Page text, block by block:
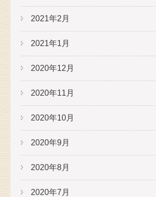
2021年2月
2021年1月
2020年12月
2020年11月
2020年10月
2020年9月
2020年8月
2020年7月